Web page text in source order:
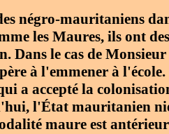
négro-mauritaniens
les Maures, ils ont
Dans le cas de
à l'emmener à
a accepté la
l'État mauritanien
maure est